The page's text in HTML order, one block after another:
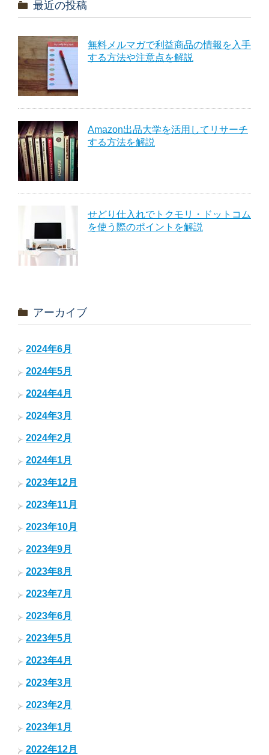
最近の投稿
無料メルマガで利益商品の情報を入手
する方法や注意点を解説
Amazon出品大学を活用してリサーチ
する方法を解説
せどり仕入れでトクモリ・ドットコム
を使う際のポイントを解説
アーカイブ
2024年6月
2024年5月
2024年4月
2024年3月
2024年2月
2024年1月
2023年12月
2023年11月
2023年10月
2023年9月
2023年8月
2023年7月
2023年6月
2023年5月
2023年4月
2023年3月
2023年2月
2023年1月
2022年12月